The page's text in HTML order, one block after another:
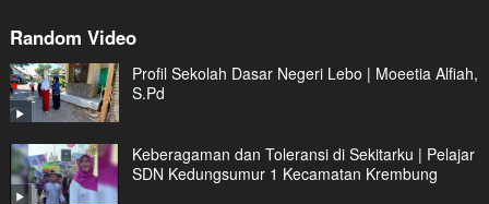
Random Video
Profil Sekolah Dasar Negeri Lebo | Moeetia Alfiah,
S.Pd
Keberagaman dan Toleransi di Sekitarku | Pelajar
SDN Kedungsumur 1 Kecamatan Krembung